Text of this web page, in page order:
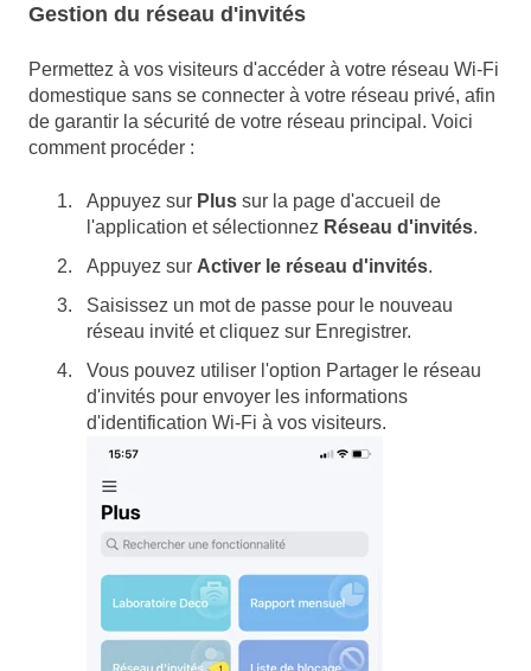
Gestion du réseau d'invités
Permettez à vos visiteurs d'accéder à votre réseau Wi-Fi
domestique sans se connecter à votre réseau privé, afin
de garantir la sécurité de votre réseau principal. Voici
comment procéder :
Appuyez sur Plus sur la page d'accueil de
l'application et sélectionnez Réseau d'invités.
Appuyez sur Activer le réseau d'invités.
Saisissez un mot de passe pour le nouveau
réseau invité et cliquez sur Enregistrer.
Vous pouvez utiliser l'option Partager le réseau
d'invités pour envoyer les informations
d'identification Wi-Fi à vos visiteurs.